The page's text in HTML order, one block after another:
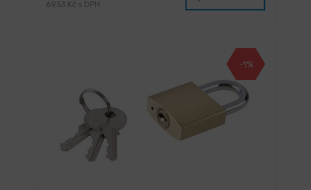
69,53 Kč s DPH
-1%